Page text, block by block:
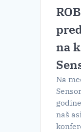
na
Na
naš